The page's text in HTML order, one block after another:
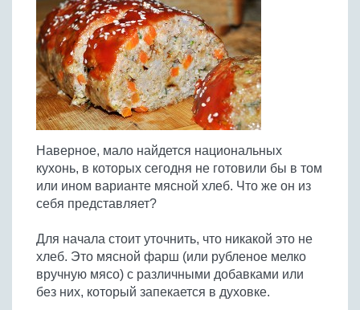
Из яиц и другие
Холодные супы
Супы-пюре
Молочные супы
Сладкие супы
Отварное мясо
Запеченное мясо
Тушеное мясо
Из мясного фарша
Из субпродуктов
Жареная рыба
Отварная и паровая
Запеченная рыба
Тушеная рыба
Из рыбного фарша
Морепродукты
Суши и роллы
Вся птица
Жареная птица
Отварная птица
Запеченная птица
Тушеная птица
Из фарша птицы
Из субпродуктов птицы
Овощи
Все овощи
Жареные овощи
Отварные овощи
Запеченные овощи
Выпечка
Вся выпечка
Торты и пирожные
Пироги и пирожки
Кексы и маффины
Печенье и булочки
Пиццы
Кремы
Соусы
Все соусы
Соусы к мясу
Соусы к рыбе
Соусы к овощам
Другие соусы
Все напитки
Алкогольные напитки
Заготовки
Все заготовки
Овощи
Грибы
Другие заготовки
Десерты
Конфеты и сладости
Десерты
Ещё...
Молочные продукты
Пельмени, вареники
Наверное, мало найдется национальных
кухонь, в которых сегодня не готовили бы в том
или ином варианте мясной хлеб. Что же он из
себя представляет?
Для начала стоит уточнить, что никакой это не
хлеб. Это мясной фарш (или рубленое мелко
вручную мясо) с различными добавками или
без них, который запекается в духовке.